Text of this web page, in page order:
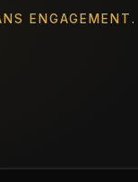
ENGAGEMENT.